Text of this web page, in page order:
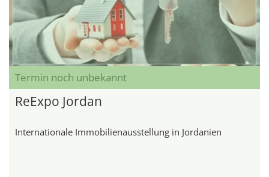
Termin noch unbekannt
ReExpo Jordan
Internationale Immobilienausstellung in Jordanien